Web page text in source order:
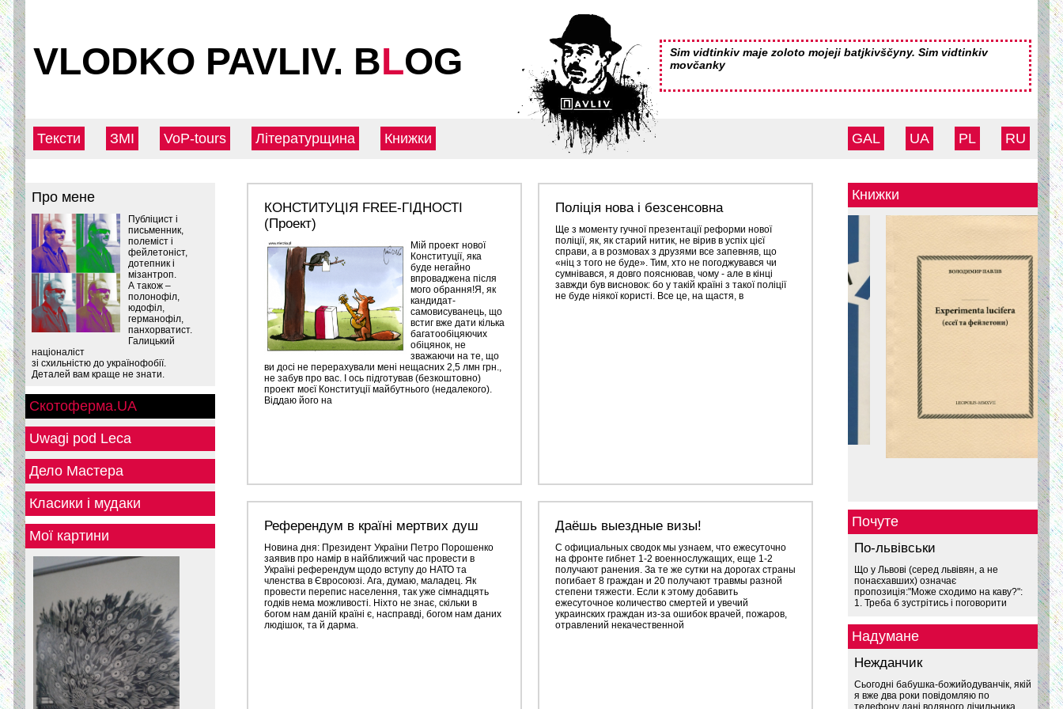
VLODKO PAVLIV. BLOG
Sim vidtinkiv maje zoloto mojeji batjkivščyny. Sim vidtinkiv
movčanky
Тексти ЗМІ VoP-tours Літературщина Книжки GAL UA PL RU
Про мене
Публіцист і
письменник,
полеміст і
фейлетоніст,
дотепник і
мізантроп.
А також –
полонофіл,
юдофіл,
германофіл,
панхорватист.
Галицький
націоналіст
зі схильністю до українофобії.
Деталей вам краще не знати.
Скотоферма.UA
Uwagi pod Leca
Дело Мастера
Класики і мудаки
Мої картини
КОНСТИТУЦІЯ FREE-ГІДНОСТІ
(Проект)
Мій проект нової
Конституції, яка
буде негайно
впроваджена після
мого обрання!Я, як
кандидат-
самовисуванець, що
встиг вже дати кілька
багатообіцяючих
обіцянок, не
зважаючи на те, що
ви досі не перерахували мені нещасних 2,5 лмн грн.,
не забув про вас. І ось підготував (безкоштовно)
проект моєї Конституції майбутнього (недалекого).
Віддаю його на
Поліція нова і безсенсовна
Ще з моменту гучної презентації реформи нової
поліції, як, як старий нитик, не вірив в успіх цієї
справи, а в розмовах з друзями все запевняв, що
«ніц з того не буде». Тим, хто не погоджувався чи
сумнівався, я довго пояснював, чому - але в кінці
завжди був висновок: бо у такій країні з такої поліції
не буде ніякої користі. Все це, на щастя, в
Референдум в країні мертвих душ
Новина дня: Президент України Петро Порошенко
заявив про намір в найближчий час провести в
Україні референдум щодо вступу до НАТО та
членства в Євросоюзі. Ага, думаю, маладец. Як
провести перепис населення, так уже сімнадцять
годків нема можливості. Ніхто не знає, скільки в
богом нам даній країні є, насправді, богом нам даних
людішок, та й дарма.
Даёшь выездные визы!
С официальных сводок мы узнаем, что ежесуточно
на фронте гибнет 1-2 военнослужащих, еще 1-2
получают ранения. За те же сутки на дорогах страны
погибает 8 граждан и 20 получают травмы разной
степени тяжести. Если к этому добавить
ежесуточное количество смертей и увечий
украинских граждан из-за ошибок врачей, пожаров,
отравлений некачественной
Книжки
Почуте
По-львівськи
Що у Львові (серед львівян, а не
понаєхавших) означає
пропозиція:"Може сходимо на каву?":
1. Треба б зустрітись і поговорити
Надумане
Нежданчик
Сьогодні бабушка-божийодуванчік, якій
я вже два роки повідомляю по
телефону дані водяного лічильника,